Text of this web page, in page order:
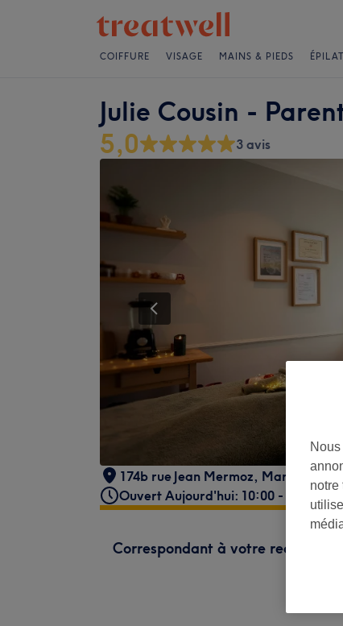
COIFFURE VISAGE MAINS & PIEDS
Julie Cousin -
5,0 3 avis
174b rue Jean Mermoz, Marseille,
Ouvert Aujourd'hui: 10:00 - 19:00
Correspondant à votre recherche
notre